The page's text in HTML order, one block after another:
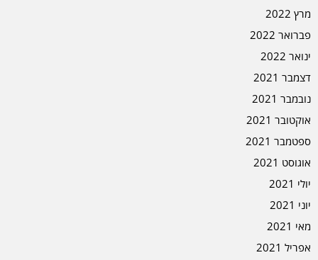
מרץ 2022
פברואר 2022
ינואר 2022
דצמבר 2021
נובמבר 2021
אוקטובר 2021
ספטמבר 2021
אוגוסט 2021
יולי 2021
יוני 2021
מאי 2021
אפריל 2021